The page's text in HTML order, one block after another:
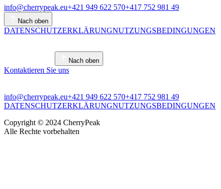
info@cherrypeak.eu+421 949 622 570+417 752 981 49
Nach oben
DATENSCHUTZERKLÄRUNGNUTZUNGSBEDINGUNGEN
Nach oben
Kontaktieren Sie uns
info@cherrypeak.eu+421 949 622 570+417 752 981 49
DATENSCHUTZERKLÄRUNGNUTZUNGSBEDINGUNGEN
Copyright © 2024 CherryPeak
Alle Rechte vorbehalten